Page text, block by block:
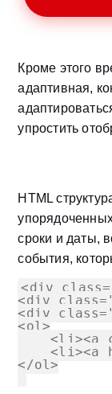
Кроме этого
адаптивная,
упростить
HTML
сроки и даты,
события,
<div
<div
<div
<ol>
<li><a
<li><a
</ol>